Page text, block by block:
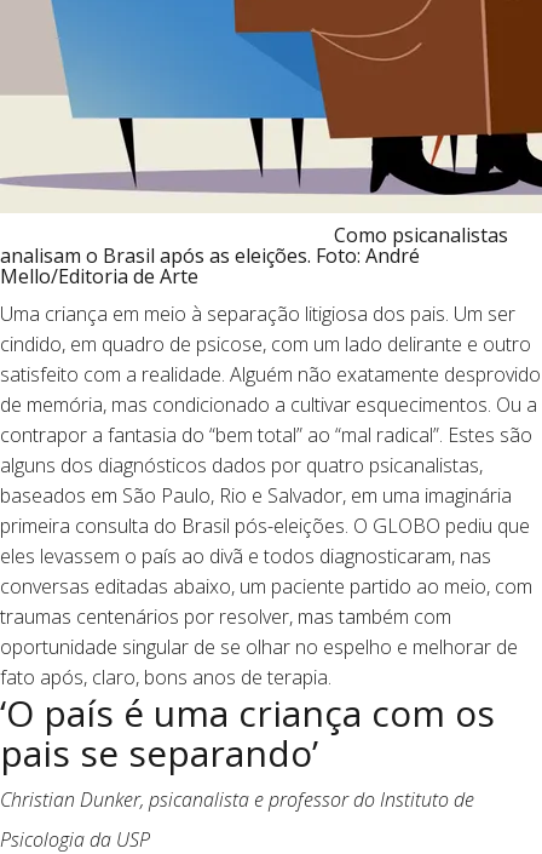
Como psicanalistas
analisam o Brasil após as eleições. Foto: André
Mello/Editoria de Arte
Uma criança em meio à separação litigiosa dos pais. Um ser
cindido, em quadro de psicose, com um lado delirante e outro
satisfeito com a realidade. Alguém não exatamente desprovido
de memória, mas condicionado a cultivar esquecimentos. Ou a
contrapor a fantasia do “bem total” ao “mal radical”. Estes são
alguns dos diagnósticos dados por quatro psicanalistas,
baseados em São Paulo, Rio e Salvador, em uma imaginária
primeira consulta do Brasil pós-eleições. O GLOBO pediu que
eles levassem o país ao divã e todos diagnosticaram, nas
conversas editadas abaixo, um paciente partido ao meio, com
traumas centenários por resolver, mas também com
oportunidade singular de se olhar no espelho e melhorar de
fato após, claro, bons anos de terapia.
‘O país é uma criança com os
pais se separando’
Christian Dunker, psicanalista e professor do Instituto de
Psicologia da USP